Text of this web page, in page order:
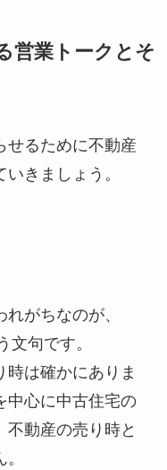
営業トークとそ
せるために不動産
いきましょう。
がちなのが、
文句です。
は確かにありま
中心に中古住宅の
動産の売り時と